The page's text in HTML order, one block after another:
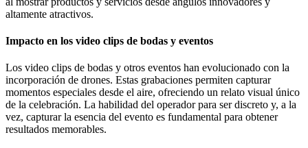
altamente atractivos.
Impacto en los video clips de bodas y eventos
Los video clips de bodas y otros eventos han evolucionado con la
incorporación de drones. Estas grabaciones permiten capturar
momentos especiales desde el aire, ofreciendo un relato visual único
de la celebración. La habilidad del operador para ser discreto y, a la
vez, capturar la esencia del evento es fundamental para obtener
resultados memorables.